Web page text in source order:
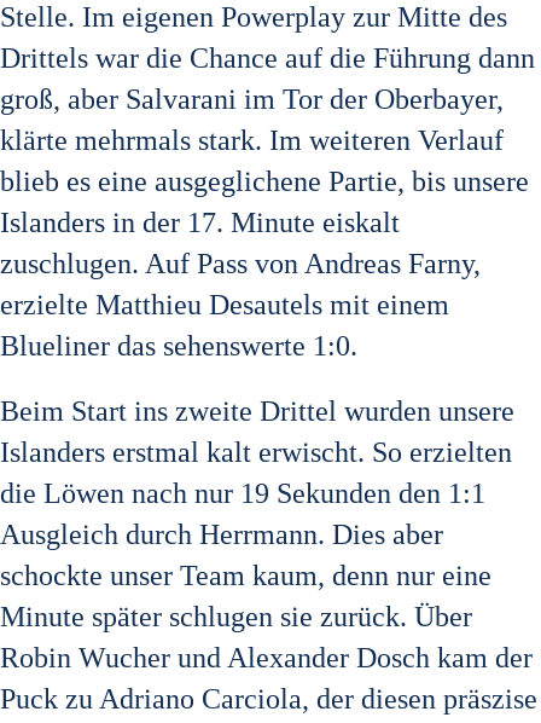
Stelle. Im eigenen Powerplay zur Mitte des
Drittels war die Chance auf die Führung dann
groß, aber Salvarani im Tor der Oberbayer,
klärte mehrmals stark. Im weiteren Verlauf
blieb es eine ausgeglichene Partie, bis unsere
Islanders in der 17. Minute eiskalt
zuschlugen. Auf Pass von Andreas Farny,
erzielte Matthieu Desautels mit einem
Blueliner das sehenswerte 1:0.
Beim Start ins zweite Drittel wurden unsere
Islanders erstmal kalt erwischt. So erzielten
die Löwen nach nur 19 Sekunden den 1:1
Ausgleich durch Herrmann. Dies aber
schockte unser Team kaum, denn nur eine
Minute später schlugen sie zurück. Über
Robin Wucher und Alexander Dosch kam der
Puck zu Adriano Carciola, der diesen präszise